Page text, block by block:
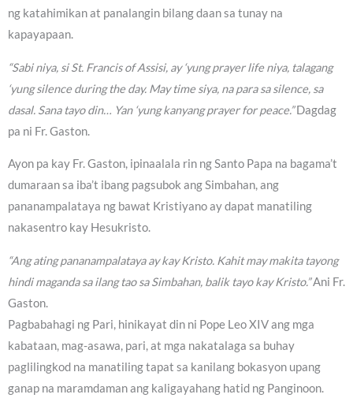
ng katahimikan at panalangin bilang daan sa tunay na
kapayapaan.
“Sabi niya, si St. Francis of Assisi, ay ‘yung prayer life niya, talagang
‘yung silence during the day. May time siya, na para sa silence, sa
dasal. Sana tayo din… Yan ‘yung kanyang prayer for peace.”Dagdag
pa ni Fr. Gaston.
Ayon pa kay Fr. Gaston, ipinaalala rin ng Santo Papa na bagama’t
dumaraan sa iba’t ibang pagsubok ang Simbahan, ang
pananampalataya ng bawat Kristiyano ay dapat manatiling
nakasentro kay Hesukristo.
“Ang ating pananampalataya ay kay Kristo. Kahit may makita tayong
hindi maganda sa ilang tao sa Simbahan, balik tayo kay Kristo.”Ani Fr.
Gaston.
Pagbabahagi ng Pari, hinikayat din ni Pope Leo XIV ang mga
kabataan, mag-asawa, pari, at mga nakatalaga sa buhay
paglilingkod na manatiling tapat sa kanilang bokasyon upang
ganap na maramdaman ang kaligayahang hatid ng Panginoon.